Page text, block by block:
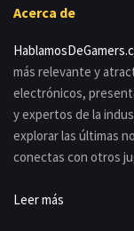
Acerca de
más relevante y
electrónicos,
y expertos de la
explorar las últimas
conectas con otros
Leer más